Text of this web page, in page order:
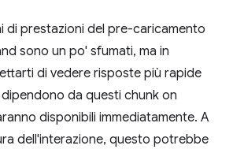
di prestazioni del pre-caricamento
sono un po' sfumati, ma in
di vedere risposte più rapide
da questi chunk on
disponibili immediatamente. A
dell'interazione, questo potrebbe